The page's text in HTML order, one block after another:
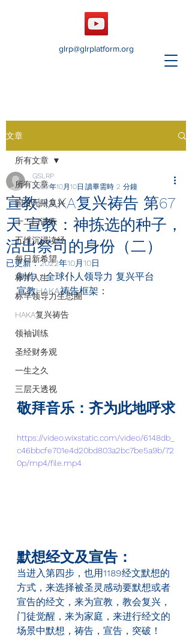
glrp@glrplatform.org
文章
所有文章
国度无限复兴
十二门训练
五维沉浸读经
每日新希望
标竿人生
标竿领导力生态圈
HAKA复兴祷告
领袖训练
圣经财务观
一生之久
三层天透视
所有文章
宣教HAKA复兴祷告 第67
天 宣教：神拣选的种子，
活出祭司的身份（二）
GSLRP
2022年10月10日 讀畢需時 2 分鐘
已更新：2022年10月10日
制作：全球仆人领导力 复兴平台
宣教HAKA祷告框架：
敬拜音乐：齐为此地呼求
https://video.wixstatic.com/video/6148db_
c46bbcfe701e4d20bd803a2bc7be5a9b/72
0p/mp4/file.mp4
默想经文及宣告：
当进入第四步，也用1189经文默想的
方式，来选择被圣灵感动要默想或者
宣告的经文，来为宣教，教会复兴，
门徒觉醒，来为家庭，来进行经文的
场景中默想，祷告，宣告，突破！